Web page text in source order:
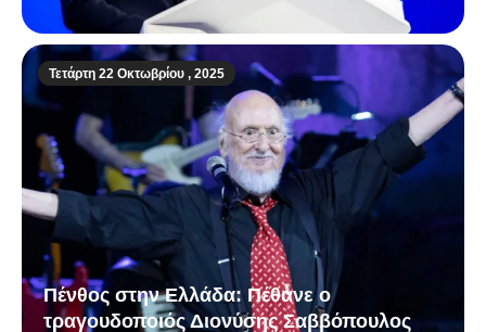
Τετάρτη 22 Οκτωβρίου , 2025
Πένθος στην Ελλάδα: Πέθανε ο
τραγουδοποιός Διονύσης Σαββόπουλος